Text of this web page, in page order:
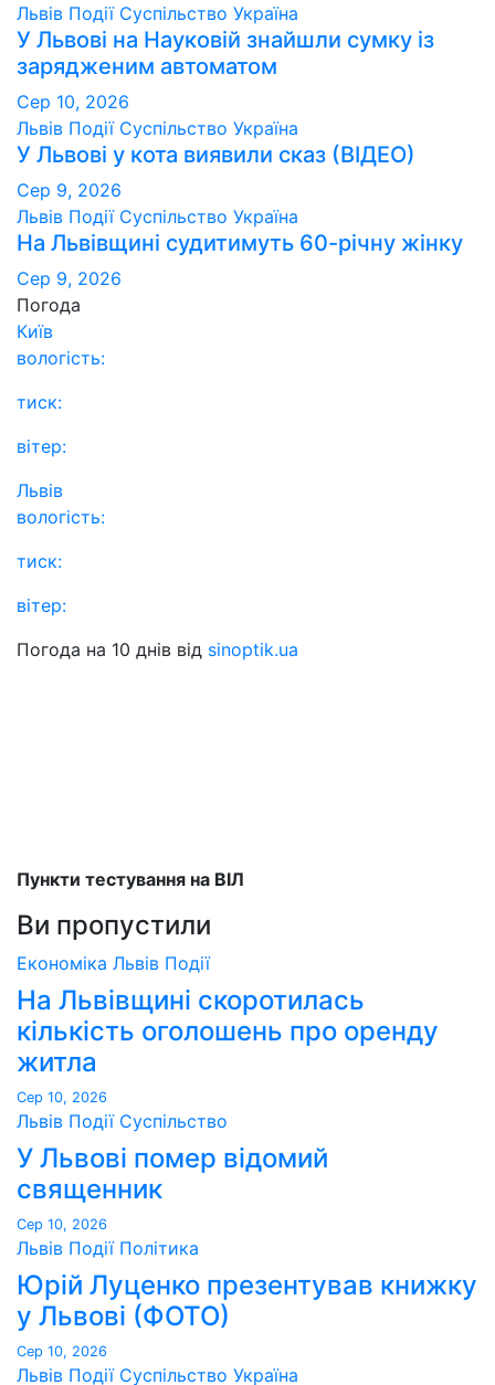
Львів Події Суспільство Україна
У Львові на Науковій знайшли сумку із
зарядженим автоматом
Сер 10, 2026
Львів Події Суспільство Україна
У Львові у кота виявили сказ (ВІДЕО)
Сер 9, 2026
Львів Події Суспільство Україна
На Львівщині судитимуть 60-річну жінку
Сер 9, 2026
Погода
Київ
вологість:
тиск:
вітер:
Львів
вологість:
тиск:
вітер:
Погода на 10 днів від sinoptik.ua
Пункти тестування на ВІЛ
Ви пропустили
Економіка Львів Події
На Львівщині скоротилась
кількість оголошень про оренду
житла
Сер 10, 2026
Львів Події Суспільство
У Львові помер відомий
священник
Сер 10, 2026
Львів Події Політика
Юрій Луценко презентував книжку
у Львові (ФОТО)
Сер 10, 2026
Львів Події Суспільство Україна